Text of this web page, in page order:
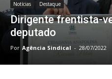
Notícias Destaque
Dirigente frentista-
deputado
Por Agência Sindical - 28/07/2022